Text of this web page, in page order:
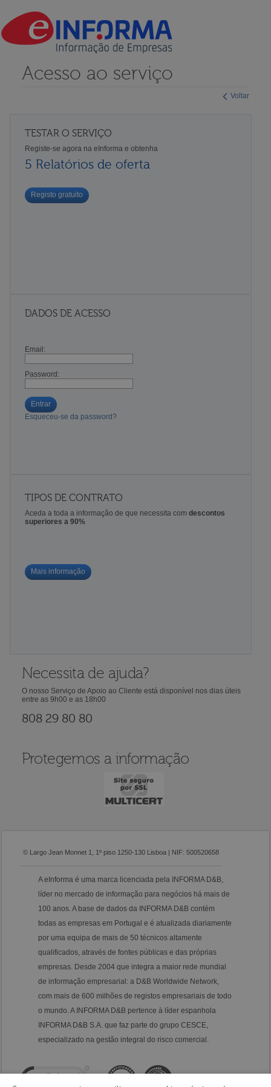
Voltar
Acesso ao serviço
TESTAR O SERVIÇO
Registe-se agora na eInforma e obtenha
5 Relatórios de oferta
Registo gratuito
DADOS DE ACESSO
Email:
Password:
Entrar
Esqueceu-se da password?
TIPOS DE CONTRATO
Aceda a toda a informação de que necessita com descontos
superiores a 90%
Mais informação
Necessita de ajuda?
O nosso Serviço de Apoio ao Cliente está disponível nos dias úteis
entre as 9h00 e as 18h00
808 29 80 80
Protegemos a informação
© Largo Jean Monnet 1, 1º piso 1250-130 Lisboa | NIF: 500520658
A eInforma é uma marca licenciada pela INFORMA D&B,
líder no mercado de informação para negócios há mais de
100 anos. A base de dados da INFORMA D&B contém
todas as empresas em Portugal e é atualizada diariamente
por uma equipa de mais de 50 técnicos altamente
qualificados, através de fontes públicas e das próprias
empresas. Desde 2004 que integra a maior rede mundial
de informação empresarial: a D&B Worldwide Network,
com mais de 600 milhões de registos empresariais de todo
o mundo. A INFORMA D&B pertence à líder espanhola
INFORMA D&B S.A. que faz parte do grupo CESCE,
especializado na gestão integral do risco comercial.